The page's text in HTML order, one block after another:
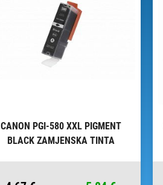
CANON PGI-580 XXL PIGMENT
BLACK ZAMJENSKA TINTA